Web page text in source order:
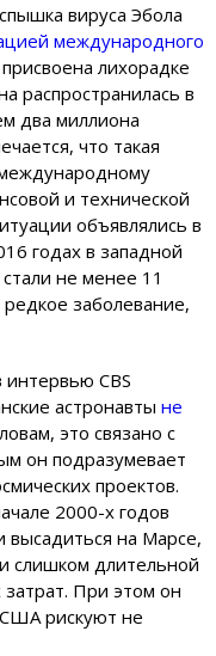
вируса Эбола
международного
лихорадке
распространилась в
два миллиона
что такая
и технической
объявлялись в
годах в западной
не менее 11
заболевание,
CBS
астронавты не
это связано с
он подразумевает
проектов.
2000-х годов
высадиться на Марсе,
слишком длительной
При этом он
рискуют не